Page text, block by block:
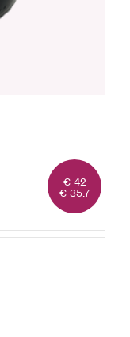
€ 42
€ 35.7